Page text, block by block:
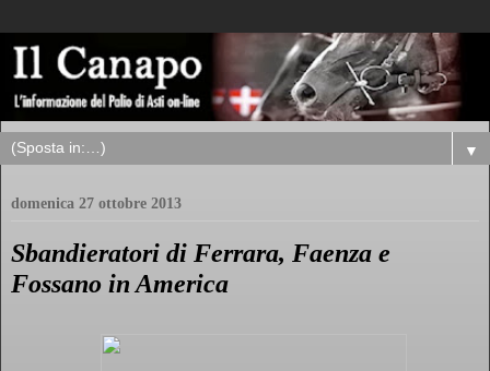
▼
domenica 27 ottobre 2013
Sbandieratori di Ferrara, Faenza e
Fossano in America